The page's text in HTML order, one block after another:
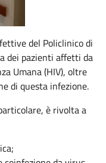
del Policlinico di
dei pazienti affetti da
Umana (HIV), oltre
di questa infezione.
è rivolta a